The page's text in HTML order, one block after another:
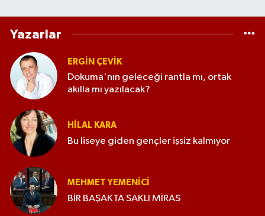
Yazarlar
ERGIN ÇEVİK
Dokuma'nın geleceği rantla mı, ortak
akılla mı yazılacak?
HILAL KARA
Bu liseye giden gençler işsiz kalmıyor
MEHMET YEMENICI
BİR BAŞAKTA SAKLI MİRAS